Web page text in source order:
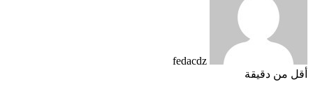
fedacdz
أقل من دقيقة